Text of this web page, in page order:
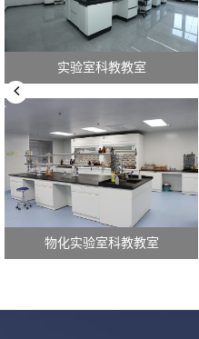
实验室科教教室
物化实验室科教教室